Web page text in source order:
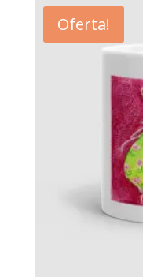
era:
R$ 89,00.
Oferta!